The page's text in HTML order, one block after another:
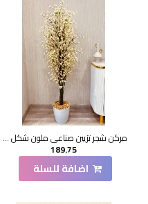
مركن شجر تزيين صناعي ملون شكل حديث 175سم
189.75
اضافة للسلة